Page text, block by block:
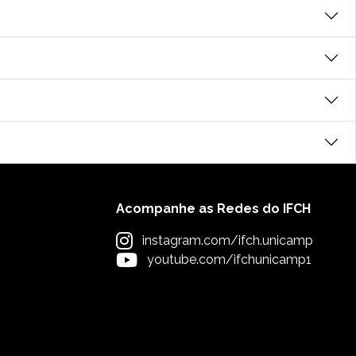
Acompanhe as Redes do IFCH
instagram.com/ifch.unicamp
youtube.com/ifchunicamp1